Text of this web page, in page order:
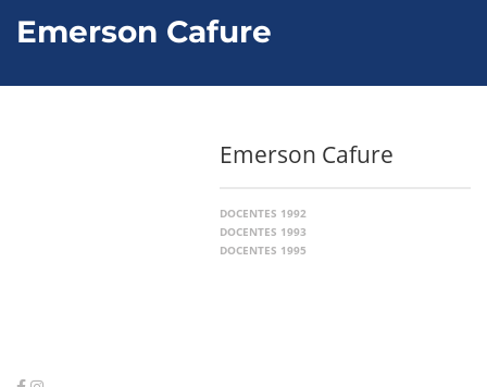
Emerson Cafure
Emerson Cafure
DOCENTES 1992
DOCENTES 1993
DOCENTES 1995